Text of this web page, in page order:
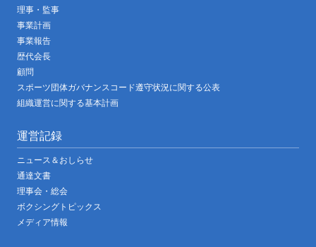
理事・監事
事業計画
事業報告
歴代会長
顧問
スポーツ団体ガバナンスコード遵守状況に関する公表
組織運営に関する基本計画
運営記録
ニュース＆おしらせ
通達文書
理事会・総会
ボクシングトピックス
メディア情報